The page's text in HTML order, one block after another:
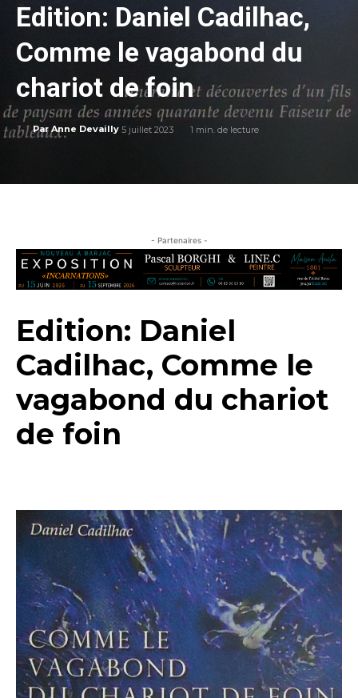
Edition: Daniel Cadilhac,
Comme le vagabond du
chariot de foin
Par Anne Devailly 5 juillet 2023 1 min. de lecture
- Partenaires -
Edition: Daniel
Cadilhac, Comme le
vagabond du chariot
de foin